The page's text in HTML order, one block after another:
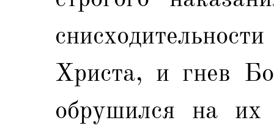
Христа, и гнев
обрушился на